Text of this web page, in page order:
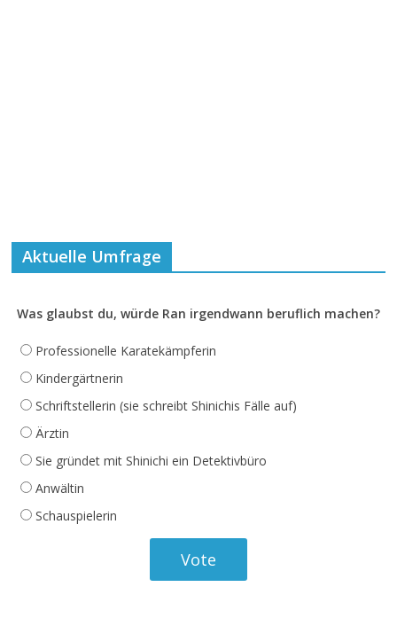
Aktuelle Umfrage
Was glaubst du, würde Ran irgendwann beruflich machen?
Professionelle Karatekämpferin
Kindergärtnerin
Schriftstellerin (sie schreibt Shinichis Fälle auf)
Ärztin
Sie gründet mit Shinichi ein Detektivbüro
Anwältin
Schauspielerin